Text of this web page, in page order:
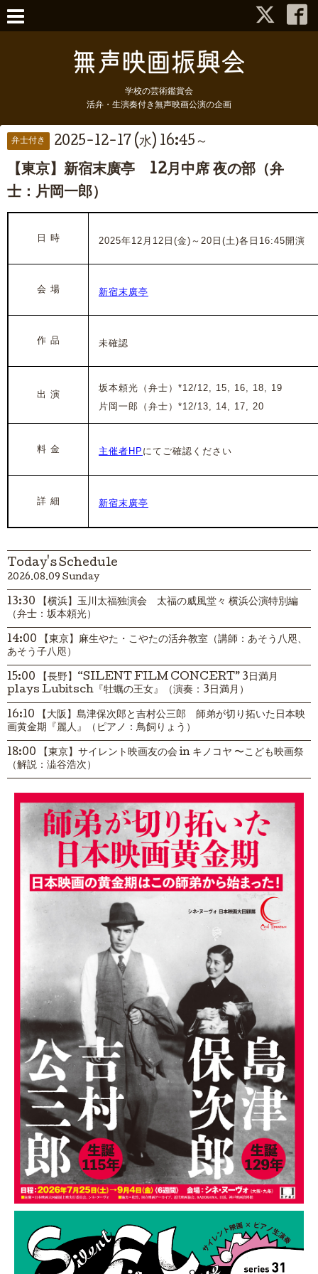
学校の芸術鑑賞会
活弁・生演奏付き無声映画公演の企画
弁士付き 2025-12-17 (水) 16:45～
【東京】新宿末廣亭 12月中席 夜の部（弁
士：片岡一郎）
日 時 2025年12月12日(金)～20日 (土)各日16:45開演
会 場 新宿末廣亭
作 品 未確認
出 演
坂本頼光（弁士）*12/12, 15, 16, 18, 19
片岡一郎（弁士）*12/13, 14, 17, 20
料 金 主催者HP にてご確認ください
詳 細 新宿末廣亭
Today's Schedule
2026.08.09 Sunday
13:30 【横浜】玉川太福独演会 太福の威風堂々 横浜公演特別編
（弁士：坂本頼光）
14:00 【東京】麻生やた・こやたの活弁教室（講師：あそう八咫、
あそう子八咫）
15:00 【長野】“SILENT FILM CONCERT” 3日満月
plays Lubitsch『牡蠣の王女』（演奏：3日満月）
16:10 【大阪】島津保次郎と吉村公三郎 師弟が切り拓いた日本映
画黄金期『麗人』（ピアノ：鳥飼りょう）
18:00 【東京】サイレント映画友の会 in キノコヤ 〜こども映画祭
（解説：澁谷浩次）